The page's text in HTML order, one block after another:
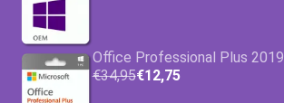
Office Professional Plus 2019
€34,95€12,75